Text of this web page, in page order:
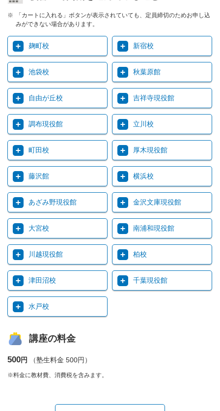
「カートに入れる」ボタンが表示されていても、定員締切のためお申し込
みができない場合があります。
麹町校 新宿校
池袋校 秋葉原館
自由が丘校 吉祥寺現役館
調布現役館 立川校
町田校 厚木現役館
藤沢館 横浜校
あざみ野現役館 金沢文庫現役館
大宮校 南浦和現役館
川越現役館 柏校
津田沼校 千葉現役館
水戸校
講座の料金
500円 （塾生料金 500円）
※料金に教材費、消費税を含みます。